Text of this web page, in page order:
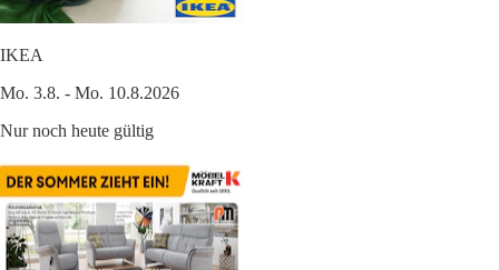
IKEA
Mo. 3.8. - Mo. 10.8.2026
Nur noch heute gültig